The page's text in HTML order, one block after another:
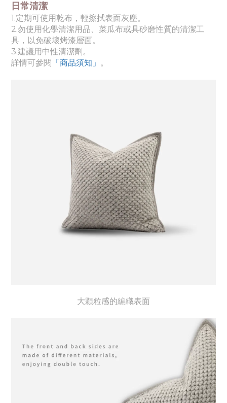
日常清潔
1.定期可使用乾布，輕擦拭表面灰塵。
2.勿使用化學清潔用品、菜瓜布或具砂磨性質的清潔工
具，以免破壞烤漆層面。
3.建議用中性清潔劑。
詳情可參閱 「商品須知 」 。
大顆粒感的編織表面